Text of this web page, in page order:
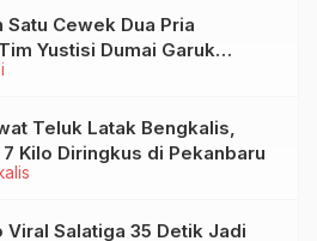
Satu Cewek Dua Pria
Yustisi Dumai Garuk
Mesum
Teluk Latak Bengkalis,
7 Kilo Diringkus di Pekanbaru
Viral Salatiga 35 Detik Jadi